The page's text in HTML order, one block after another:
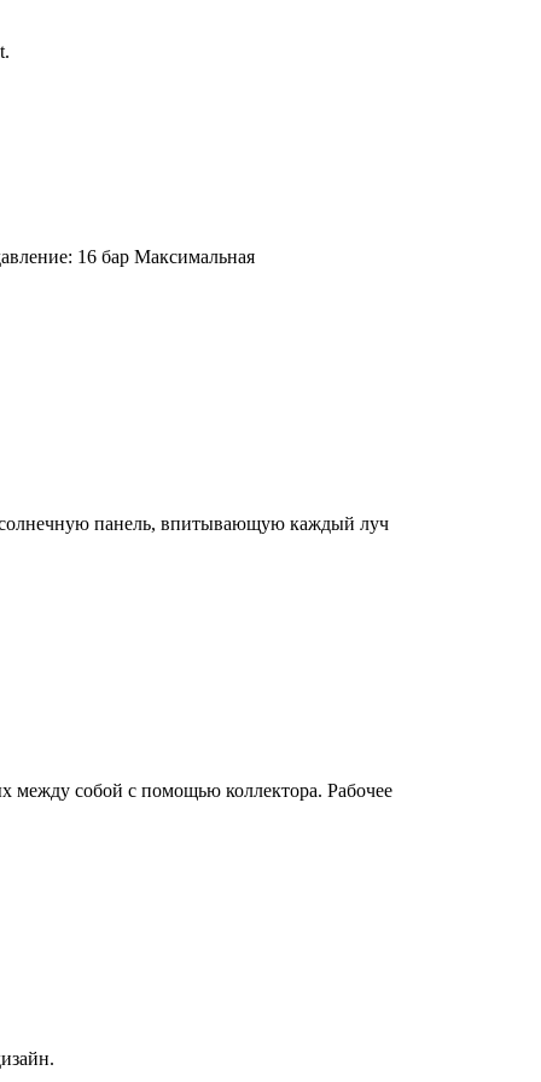
16 бар Максимальная
солнечную панель, впитывающую каждый луч
между собой с помощью коллектора. Рабочее